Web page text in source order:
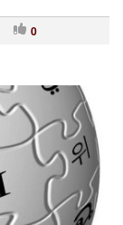
0